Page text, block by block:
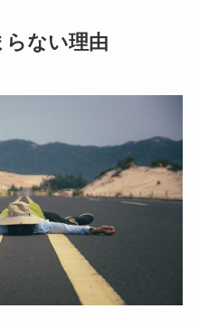
らない理由